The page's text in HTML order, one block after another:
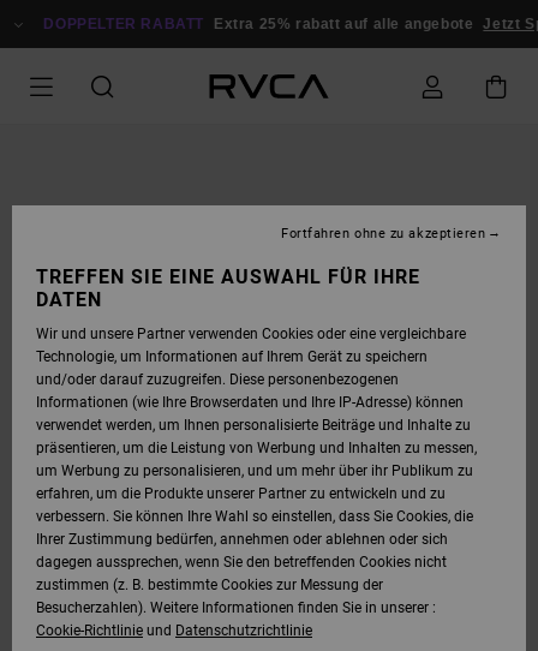
ZUR
DOPPELTER RABATT Extra 25% rabatt auf alle angebote Jetzt
TREFFEN SIE EINE AUSWAHL FÜR IHRE
DATEN
Wir und unsere Partner verwenden Cookies oder eine vergleichbare
Technologie, um Informationen auf Ihrem Gerät zu speichern
und/oder darauf zuzugreifen. Diese personenbezogenen
Informationen (wie Ihre Browserdaten und Ihre IP-Adresse) können
verwendet werden, um Ihnen personalisierte Beiträge und Inhalte zu
präsentieren, um die Leistung von Werbung und Inhalten zu messen,
um Werbung zu personalisieren, und um mehr über ihr Publikum zu
erfahren, um die Produkte unserer Partner zu entwickeln und zu
verbessern. Sie können Ihre Wahl so einstellen, dass Sie Cookies, die
Ihrer Zustimmung bedürfen, annehmen oder ablehnen oder sich
dagegen aussprechen, wenn Sie den betreffenden Cookies nicht
zustimmen (z. B. bestimmte Cookies zur Messung der
Besucherzahlen). Weitere Informationen finden Sie in unserer :
Cookie-Richtlinie und Datenschutzrichtlinie
Fortfahren ohne zu akzeptieren